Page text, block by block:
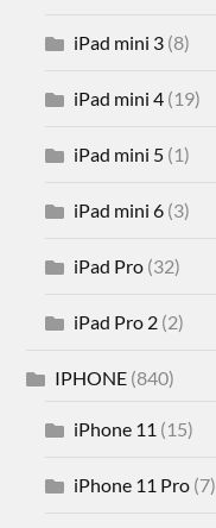
iPad mini 3 (8)
iPad mini 4 (19)
iPad mini 5 (1)
iPad mini 6 (3)
iPad Pro (32)
iPad Pro 2 (2)
IPHONE (840)
iPhone 11 (15)
iPhone 11 Pro (7)